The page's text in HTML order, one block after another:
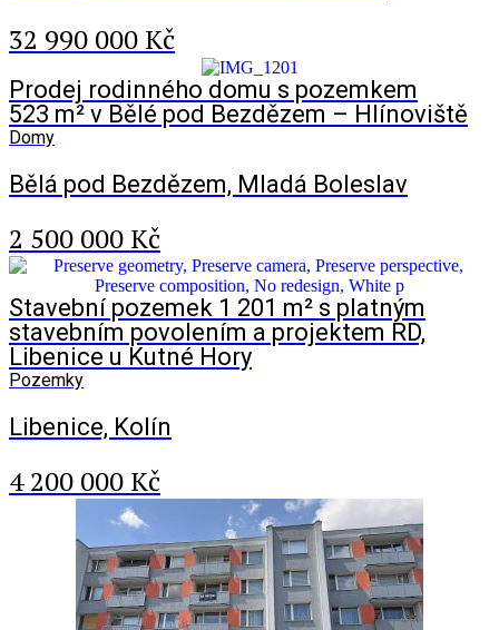
32 990 000 Kč
Prodej rodinného domu s pozemkem
523 m² v Bělé pod Bezdězem – Hlínoviště
Domy
Bělá pod Bezdězem, Mladá Boleslav
2 500 000 Kč
Stavební pozemek 1 201 m² s platným
stavebním povolením a projektem RD,
Libenice u Kutné Hory
Pozemky
Libenice, Kolín
4 200 000 Kč